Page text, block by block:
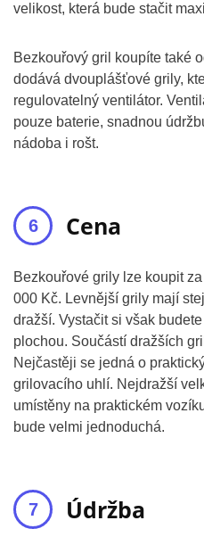
velikost, která bude stačit
Bezkouřový gril koupíte také
dodává dvouplášťové grily,
regulovatelný ventilátor.
pouze baterie, snadnou
nádoba i rošt.
Cena
Bezkouřové grily lze koupit
000 Kč. Levnější grily mají
dražší. Vystačit si však
plochou. Součástí dražších
Nejčastěji se jedná o
grilovacího uhlí. Nejdražší
umístěny na praktickém
bude velmi jednoduchá.
Údržba